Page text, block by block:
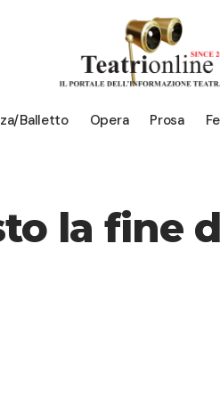
Balletto Opera Prosa
la fine